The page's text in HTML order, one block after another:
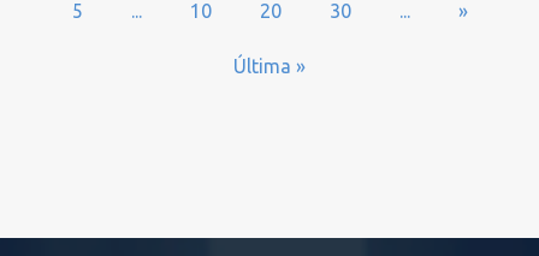
5 ... 10 20 30 ... »
Última »